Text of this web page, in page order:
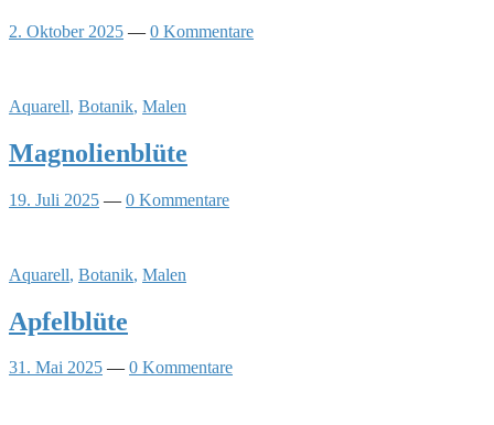
2. Oktober 2025 — 0 Kommentare
Aquarell, Botanik, Malen
Magnolienblüte
19. Juli 2025 — 0 Kommentare
Aquarell, Botanik, Malen
Apfelblüte
31. Mai 2025 — 0 Kommentare